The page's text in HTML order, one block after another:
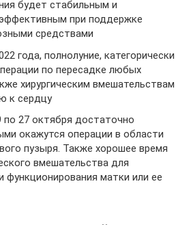
будет стабильным и
при поддержке
средствами
года, полнолуние, категорически
по пересадке любых
хирургическим вмешательствам
к сердцу
по 27 октября достаточно
окажутся операции в области
пузыря. Также хорошее время
вмешательства для
функционирования матки или ее